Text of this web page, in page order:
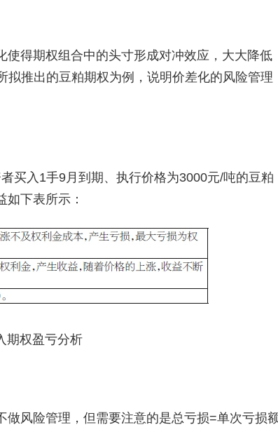
得期权组合中的头寸形成对冲效应，大大降低
拟推出的豆粕期权为例，说明价差化的风险管理
买入1手9月到期、执行价格为3000元/吨的豆粕
下表所示：
期权盈亏分析
风险管理，但需要注意的是总亏损=单次亏损